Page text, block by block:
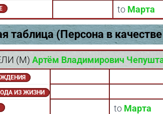
to Марта
таблица (Персона в
(M) Артём Владимирович
ИЗ ЖИЗНИ
to Марта